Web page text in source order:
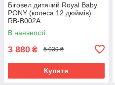
Біговел дитячий Royal Baby
PONY (колеса 12 дюймів)
RB-B002A
В наявності
3 880 ₴ 5 039 ₴
Купити